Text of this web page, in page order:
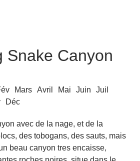
Snake Canyon
Mars Avril Mai Juin
Juil
Déc
avec de la nage, et de la
des tobogans, des sauts, mais
beau canyon tres encaisse,